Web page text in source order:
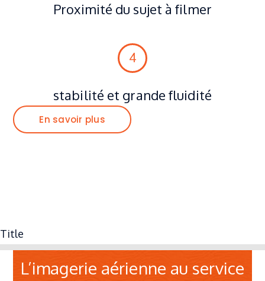
Proximité du sujet à filmer
4
stabilité et grande fluidité
En savoir plus
Title
L’imagerie aérienne au service